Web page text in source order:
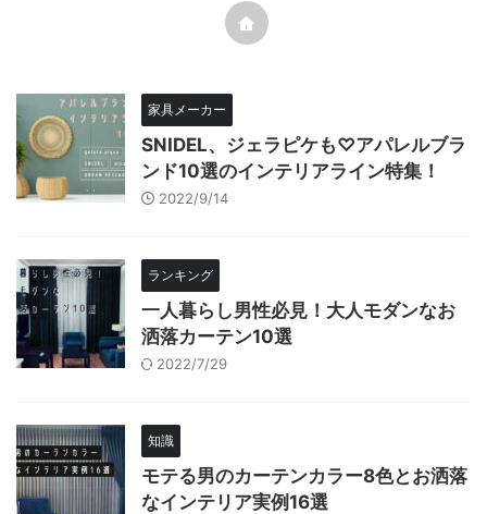
家具メーカー
SNIDEL、ジェラピケも♡アパレルブラ
ンド10選のインテリアライン特集！
2022/9/14
ランキング
一人暮らし男性必見！大人モダンなお
洒落カーテン10選
2022/7/29
知識
モテる男のカーテンカラー8色とお洒落
なインテリア実例16選